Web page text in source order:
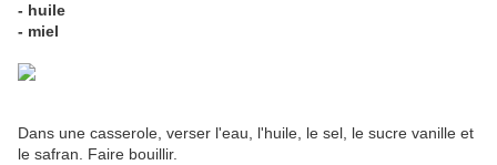
- huile
- miel
Dans une casserole, verser l'eau, l'huile, le sel, le sucre vanille et
le safran. Faire bouillir.